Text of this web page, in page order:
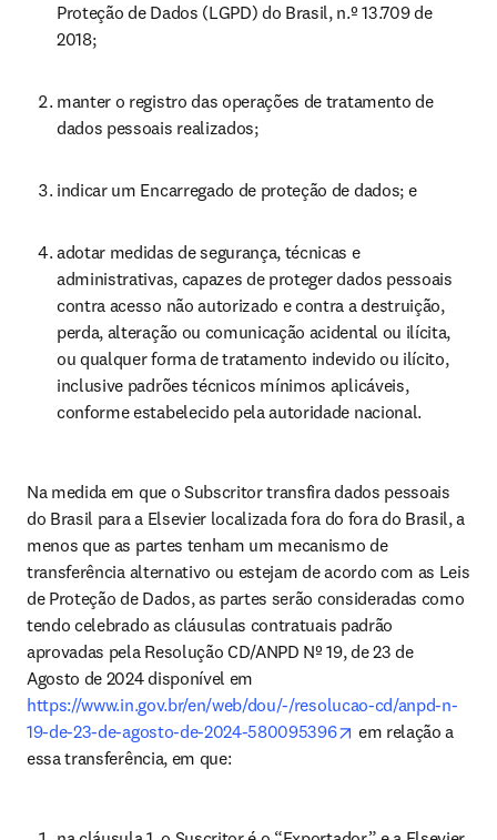
Proteção de Dados (LGPD) do Brasil, n.º 13.709 de
2018;
manter o registro das operações de tratamento de
dados pessoais realizados;
indicar um Encarregado de proteção de dados; e
adotar medidas de segurança, técnicas e
administrativas, capazes de proteger dados pessoais
contra acesso não autorizado e contra a destruição,
perda, alteração ou comunicação acidental ou ilícita,
ou qualquer forma de tratamento indevido ou ilícito,
inclusive padrões técnicos mínimos aplicáveis,
conforme estabelecido pela autoridade nacional.
Na medida em que o Subscritor transfira dados pessoais
do Brasil para a Elsevier localizada fora do fora do Brasil, a
menos que as partes tenham um mecanismo de
transferência alternativo ou estejam de acordo com as Leis
de Proteção de Dados, as partes serão consideradas como
tendo celebrado as cláusulas contratuais padrão
aprovadas pela Resolução CD/ANPD Nº 19, de 23 de
https://www.in.gov.br/en/web/dou/-/resolucao-cd/anpd-n-
19-de-23-de-agosto-de-2024-580095396
opens in new tab/
em relação a
essa transferência, em que: